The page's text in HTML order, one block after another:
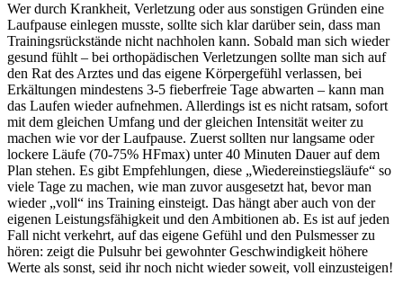
Wer durch Krankheit, Verletzung oder aus sonstigen Gründen eine
Laufpause einlegen musste, sollte sich klar darüber sein, dass man
Trainingsrückstände nicht nachholen kann. Sobald man sich wieder
gesund fühlt – bei orthopädischen Verletzungen sollte man sich auf
den Rat des Arztes und das eigene Körpergefühl verlassen, bei
Erkältungen mindestens 3-5 fieberfreie Tage abwarten – kann man
das Laufen wieder aufnehmen. Allerdings ist es nicht ratsam, sofort
mit dem gleichen Umfang und der gleichen Intensität weiter zu
machen wie vor der Laufpause. Zuerst sollten nur langsame oder
lockere Läufe (70-75% HFmax) unter 40 Minuten Dauer auf dem
Plan stehen. Es gibt Empfehlungen, diese „Wiedereinstiegsläufe“ so
viele Tage zu machen, wie man zuvor ausgesetzt hat, bevor man
wieder „voll“ ins Training einsteigt. Das hängt aber auch von der
eigenen Leistungsfähigkeit und den Ambitionen ab. Es ist auf jeden
Fall nicht verkehrt, auf das eigene Gefühl und den Pulsmesser zu
hören: zeigt die Pulsuhr bei gewohnter Geschwindigkeit höhere
Werte als sonst, seid ihr noch nicht wieder soweit, voll einzusteigen!